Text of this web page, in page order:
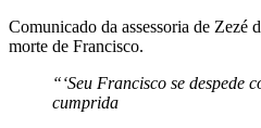
Comunicado da assessoria de Zezé
morte de Francisco.
“‘Seu Francisco se despede
cumprida